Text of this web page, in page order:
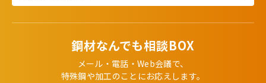
鋼材なんでも相談BOX
メール・電話・Web会議で、
特殊鋼や加工のことにお応えします。